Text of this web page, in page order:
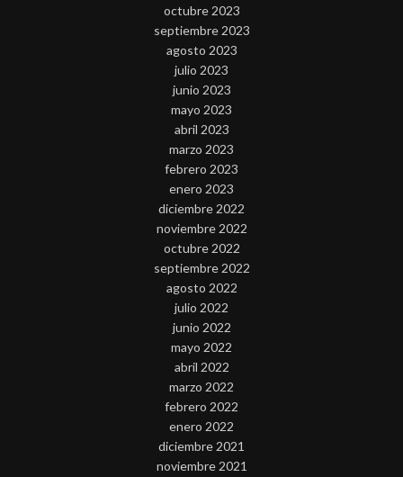
octubre 2023
septiembre 2023
agosto 2023
julio 2023
junio 2023
mayo 2023
abril 2023
marzo 2023
febrero 2023
enero 2023
diciembre 2022
noviembre 2022
octubre 2022
septiembre 2022
agosto 2022
julio 2022
junio 2022
mayo 2022
abril 2022
marzo 2022
febrero 2022
enero 2022
diciembre 2021
noviembre 2021